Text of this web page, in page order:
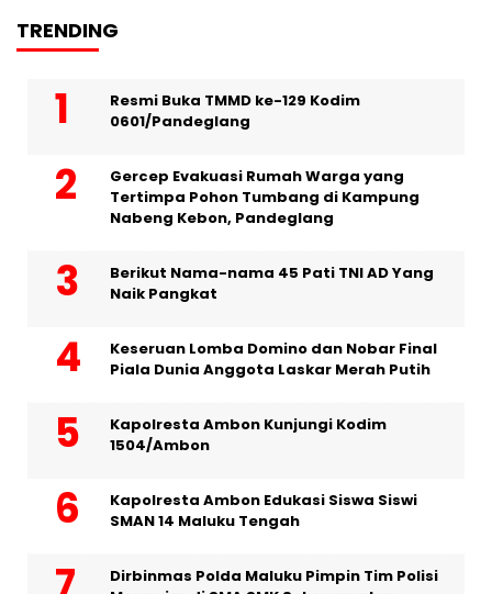
TRENDING
Resmi Buka TMMD ke-129 Kodim
0601/Pandeglang
Gercep Evakuasi Rumah Warga yang
Tertimpa Pohon Tumbang di Kampung
Nabeng Kebon, Pandeglang
Berikut Nama-nama 45 Pati TNI AD Yang
Naik Pangkat
Keseruan Lomba Domino dan Nobar Final
Piala Dunia Anggota Laskar Merah Putih
Kapolresta Ambon Kunjungi Kodim
1504/Ambon
Kapolresta Ambon Edukasi Siswa Siswi
SMAN 14 Maluku Tengah
Dirbinmas Polda Maluku Pimpin Tim Polisi